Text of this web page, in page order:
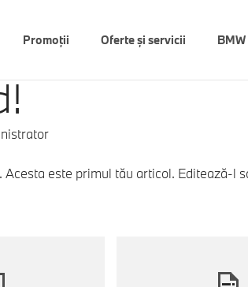
Promoții Oferte şi servicii
. Acesta este primul tău articol. Editează-l